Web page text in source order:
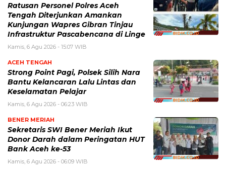
Ratusan Personel Polres Aceh
Tengah Diterjunkan Amankan
Kunjungan Wapres Gibran Tinjau
Infrastruktur Pascabencana di Linge
Kamis, 6 Agu 2026 - 15:07 WIB
ACEH TENGAH
Strong Point Pagi, Polsek Silih Nara
Bantu Kelancaran Lalu Lintas dan
Keselamatan Pelajar
Kamis, 6 Agu 2026 - 06:23 WIB
BENER MERIAH
Sekretaris SWI Bener Meriah Ikut
Donor Darah dalam Peringatan HUT
Bank Aceh ke-53
Kamis, 6 Agu 2026 - 06:09 WIB